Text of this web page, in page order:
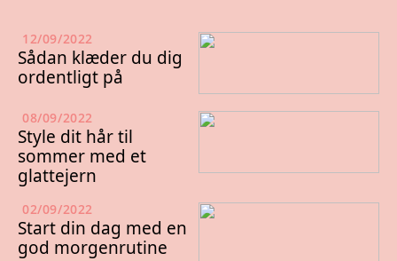
12/09/2022
Sådan klæder du dig
ordentligt på
08/09/2022
Style dit hår til
sommer med et
glattejern
02/09/2022
Start din dag med en
god morgenrutine